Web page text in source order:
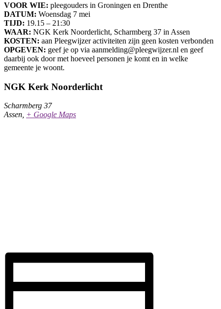
VOOR WIE: pleegouders in Groningen en Drenthe
DATUM: Woensdag 7 mei
TIJD: 19.15 – 21:30
WAAR: NGK Kerk Noorderlicht, Scharmberg 37 in Assen
KOSTEN: aan Pleegwijzer activiteiten zijn geen kosten verbonden
OPGEVEN: geef je op via aanmelding@pleegwijzer.nl en geef
daarbij ook door met hoeveel personen je komt en in welke
gemeente je woont.
NGK Kerk Noorderlicht
Scharmberg 37
Assen + Google Maps